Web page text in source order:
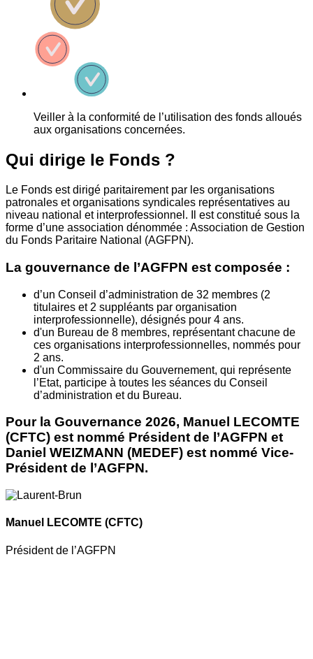
Veiller à la conformité de l’utilisation des fonds alloués
aux organisations concernées.
Qui dirige le Fonds ?
Le Fonds est dirigé paritairement par les organisations
patronales et organisations syndicales représentatives au
niveau national et interprofessionnel. Il est constitué sous la
forme d’une association dénommée : Association de Gestion
du Fonds Paritaire National (AGFPN).
La gouvernance de l’AGFPN est composée :
d’un Conseil d’administration de 32 membres (2
titulaires et 2 suppléants par organisation
interprofessionnelle), désignés pour 4 ans.
d'un Bureau de 8 membres, représentant chacune de
ces organisations interprofessionnelles, nommés pour
2 ans.
d'un Commissaire du Gouvernement, qui représente
l’Etat, participe à toutes les séances du Conseil
d’administration et du Bureau.
Pour la Gouvernance 2026, Manuel LECOMTE
(CFTC) est nommé Président de l’AGFPN et
Daniel WEIZMANN (MEDEF) est nommé Vice-
Président de l’AGFPN.
Manuel LECOMTE (CFTC)
Président de l’AGFPN